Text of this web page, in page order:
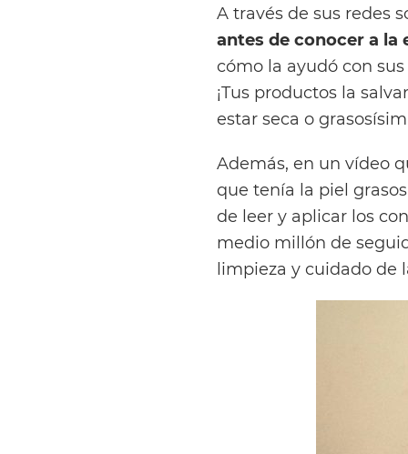
A través de sus redes
antes de conocer a la
cómo la ayudó con
¡Tus productos la
estar seca o
Además, en un vídeo
que tenía la piel
de leer y aplicar los
medio millón de
limpieza y cuidado de